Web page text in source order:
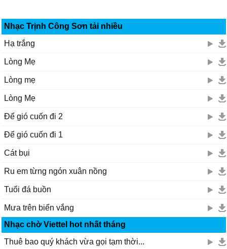
Nhạc Trịnh Công Sơn tải nhiều
Hạ trắng
Lòng Mẹ
Lòng mẹ
Lòng Mẹ
Để gió cuốn đi 2
Để gió cuốn đi 1
Cát bụi
Ru em từng ngón xuân nồng
Tuổi đá buồn
Mưa trên biển vắng
Nhạc chờ Viettel hot nhất tháng
Thuê bao quý khách vừa gọi tạm thời...